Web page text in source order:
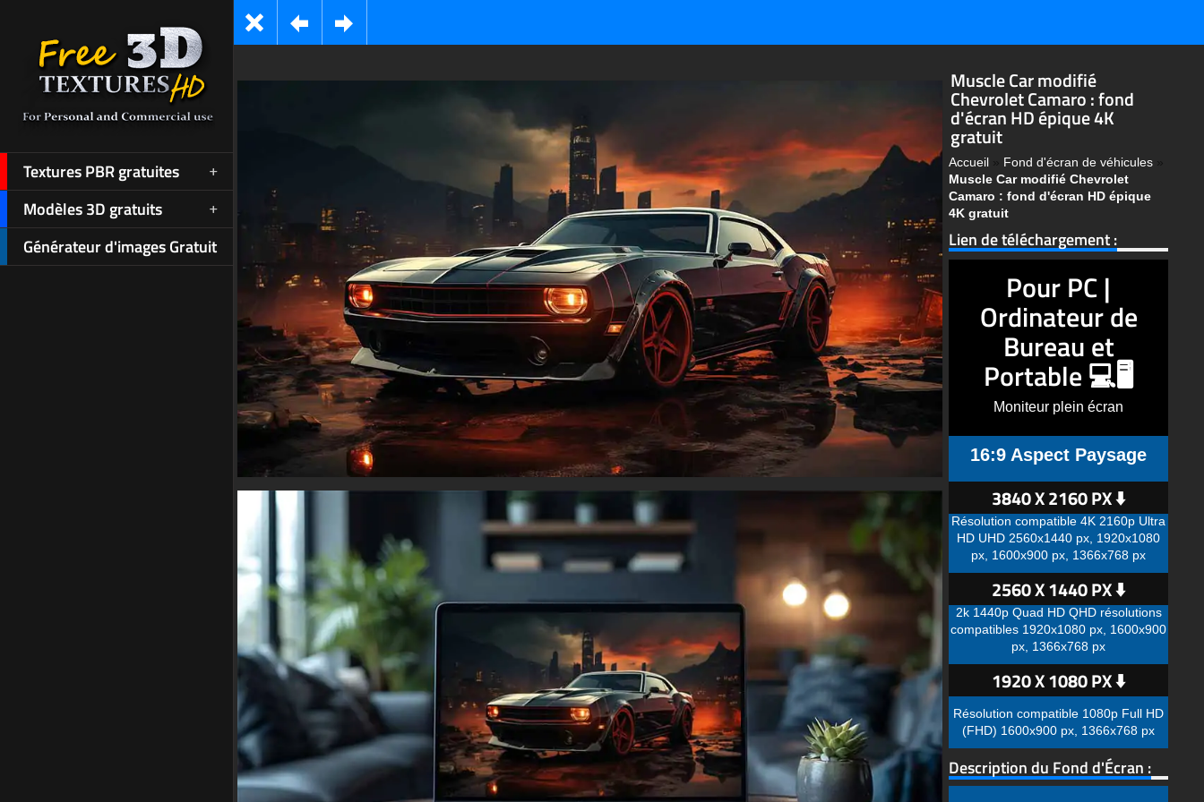
Textures PBR gratuites
Modèles 3D gratuits
Générateur d'images Gratuit
Muscle Car modifié
Chevrolet Camaro : fond
d'écran HD épique 4K
gratuit
Accueil » Fond d'écran de véhicules »
Muscle Car modifié Chevrolet
Camaro : fond d'écran HD épique
4K gratuit
Lien de téléchargement :
Pour PC |
Ordinateur de
Bureau et
Portable 💻🖥️
Moniteur plein écran
16:9 Aspect Paysage
3840 X 2160 PX ⬇️
Résolution compatible 4K 2160p Ultra
HD UHD 2560x1440 px, 1920x1080
px, 1600x900 px, 1366x768 px
2560 X 1440 PX ⬇️
2k 1440p Quad HD QHD résolutions
compatibles 1920x1080 px, 1600x900
px, 1366x768 px
1920 X 1080 PX ⬇️
Résolution compatible 1080p Full HD
(FHD) 1600x900 px, 1366x768 px
Description du Fond d'Écran :